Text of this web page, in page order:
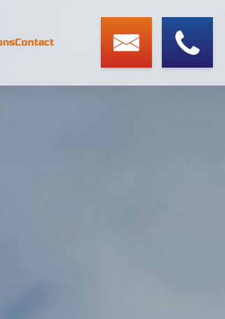
Contact